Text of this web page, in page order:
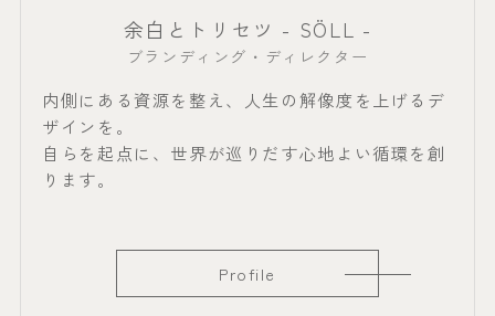
余白とトリセツ - SÖLL -
ブランディング・ディレクター
内側にある資源を整え、人生の解像度を上げるデ
ザインを。
自らを起点に、世界が巡りだす心地よい循環を創
ります。
Profile